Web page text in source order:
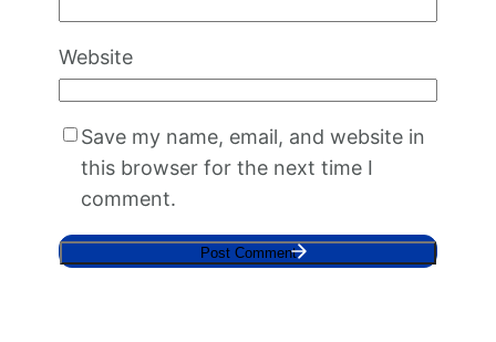
Website
Save my name, email, and website in
this browser for the next time I
comment.